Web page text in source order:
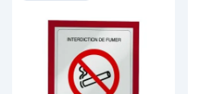
Image 1 sur 4